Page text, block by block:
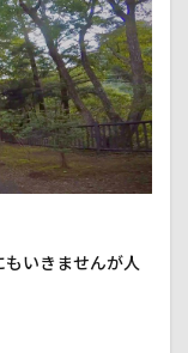
いきませんが人